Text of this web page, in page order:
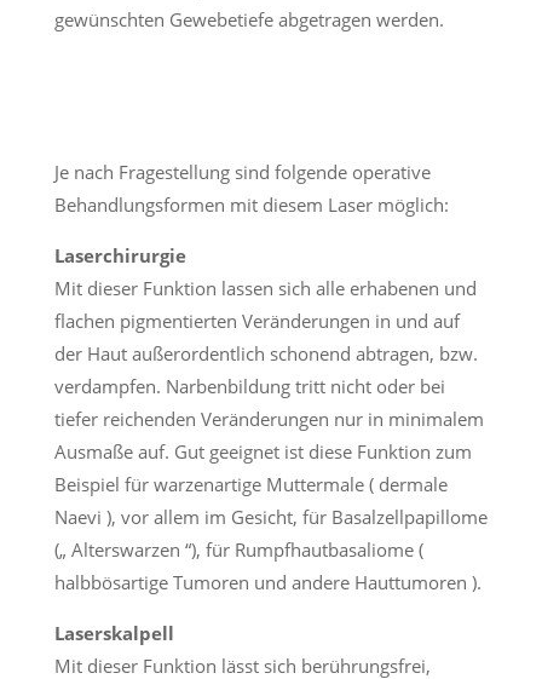
gewünschten Gewebetiefe abgetragen werden.
Je nach Fragestellung sind folgende operative
Behandlungsformen mit diesem Laser möglich:
Laserchirurgie
Mit dieser Funktion lassen sich alle erhabenen und
flachen pigmentierten Veränderungen in und auf
der Haut außerordentlich schonend abtragen, bzw.
verdampfen. Narbenbildung tritt nicht oder bei
tiefer reichenden Veränderungen nur in minimalem
Ausmaße auf. Gut geeignet ist diese Funktion zum
Beispiel für warzenartige Muttermale ( dermale
Naevi ), vor allem im Gesicht, für Basalzellpapillome
(„ Alterswarzen “), für Rumpfhautbasaliome (
halbbösartige Tumoren und andere Hauttumoren ).
Laserskalpell
Mit dieser Funktion lässt sich berührungsfrei,